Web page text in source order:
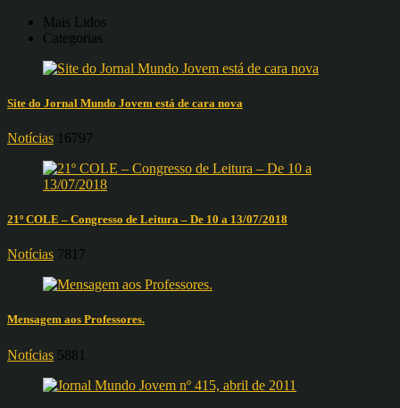
Mais Lidos
Categorias
Site do Jornal Mundo Jovem está de cara nova
Notícias 16797
21º COLE – Congresso de Leitura – De 10 a 13/07/2018
Notícias 7817
Mensagem aos Professores.
Notícias 5881